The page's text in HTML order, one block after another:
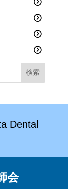
Dental
会